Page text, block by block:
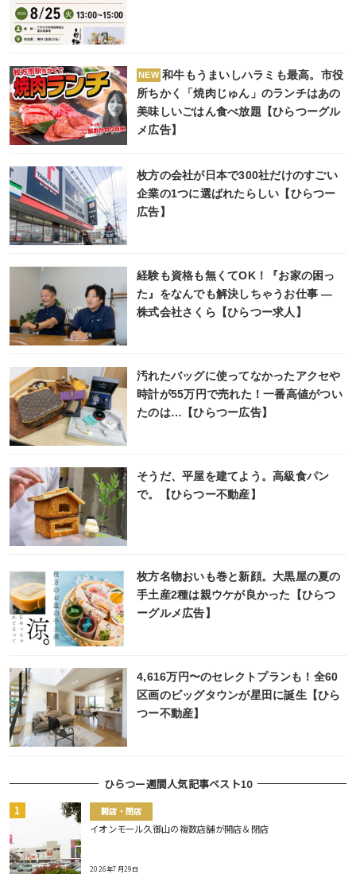
NEW 和牛もうまいしハラミも最高。市役
所ちかく「焼肉じゅん」のランチはあの
美味しいごはん食べ放題【ひらつーグル
メ広告】
枚方の会社が日本で300社だけのすごい
企業の1つに選ばれたらしい【ひらつー
広告】
経験も資格も無くてOK！『お家の困っ
た』をなんでも解決しちゃうお仕事 ―
株式会社さくら【ひらつー求人】
汚れたバッグに使ってなかったアクセや
時計が55万円で売れた！一番高値がつい
たのは…【ひらつー広告】
そうだ、平屋を建てよう。高級食パン
で。【ひらつー不動産】
枚方名物おいも巻と新顔。大黒屋の夏の
手土産2種は親ウケが良かった【ひらつ
ーグルメ広告】
4,616万円〜のセレクトプランも！全60
区画のビッグタウンが星田に誕生【ひら
つー不動産】
ひらつー週間人気記事ベスト10
開店・閉店
イオンモール久御山の複数店舗が開店＆閉店
2026年7月29日